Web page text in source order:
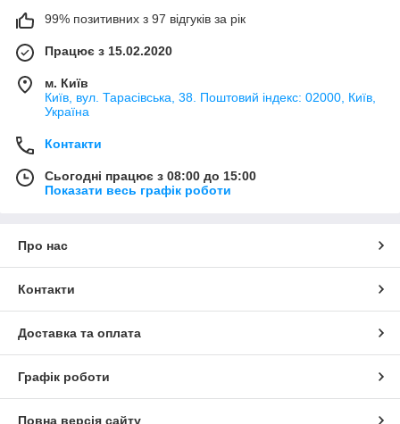
99% позитивних з 97 відгуків за рік
Працює з 15.02.2020
м. Київ
Київ, вул. Тарасівська, 38. Поштовий індекс: 02000, Київ,
Україна
Контакти
Сьогодні працює з 08:00 до 15:00
Показати весь графік роботи
Про нас
Контакти
Доставка та оплата
Графік роботи
Повна версія сайту